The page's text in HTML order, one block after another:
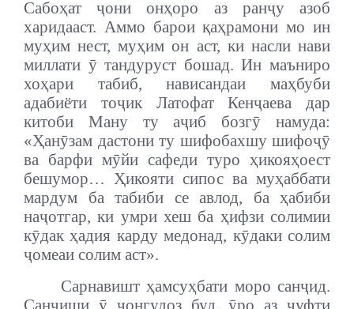
Сабоҳат ҷони онҳоро аз ранҷу азоб
харидааст. Аммо барои қаҳрамони мо ин
муҳим нест, муҳим он аст, ки насли нави
миллати ӯ тандуруст бошад. Ин маъниро
хоҳари табиб, нависандаи маҳбуби
адабиёти тоҷик Латофат Кенҷаева дар
китоби Ману ту аҷиб бозгӯ намуда:
«Ҳанӯзам дастони ту шифобахшу шифоҷӯ
ва барфи мӯйи сафеди туро ҳикояҳоест
бешумор… Ҳикояти сипос ва муҳаббати
мардум ба табиби се авлод, ба ҳабиби
наҷотгар, ки умри хеш ба ҳифзи солимии
кӯдак ҳадия карду медонад, кӯдаки солим
ҷомеаи солим аст».
Сарнавишт ҳамсуҳбати моро санҷид.